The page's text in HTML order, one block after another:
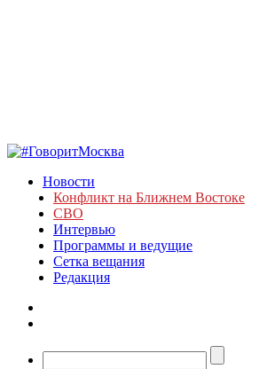
Новости
Конфликт на Ближнем Востоке
СВО
Интервью
Программы и ведущие
Сетка вещания
Редакция